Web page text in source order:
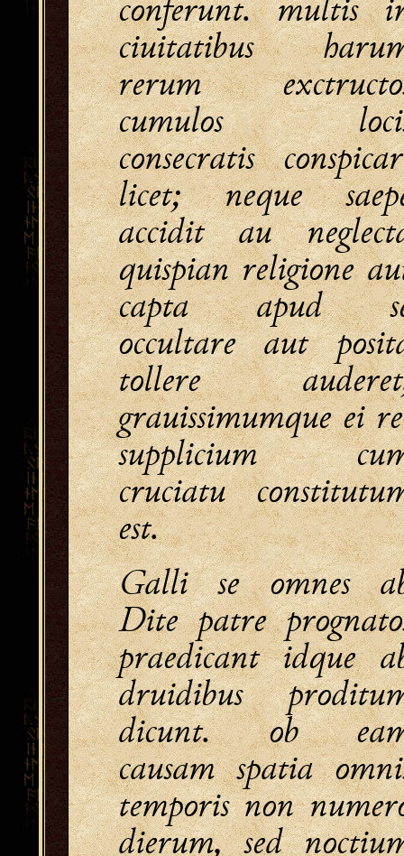
ciuitatibus
rerum
cumulos
consecratis
licet; neque
accidit au
quispian religione
capta apud
occultare aut
tollere
grauissimumque ei
supplicium
cruciatu
est.
Galli se omnes
Dite patre
praedicant idque
druidibus
dicunt. ob
causam spatia
temporis non
dierum, sed